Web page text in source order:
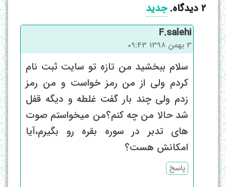
2 دیدگاه. جدید
F.salehi
3 بهمن 1398 09:43
سلام ببخشید من تازه تو سایت ثبت نام
کردم ولی از من رمز خواست و من رمز
زدم ولی چند بار گفت غلطه و دیگه قفل
شد حالا من چه کنم؟من میخواستم صوت
های تدبر در سوره بقره رو بگیرم،آیا
امکانش هست؟
پاسخ